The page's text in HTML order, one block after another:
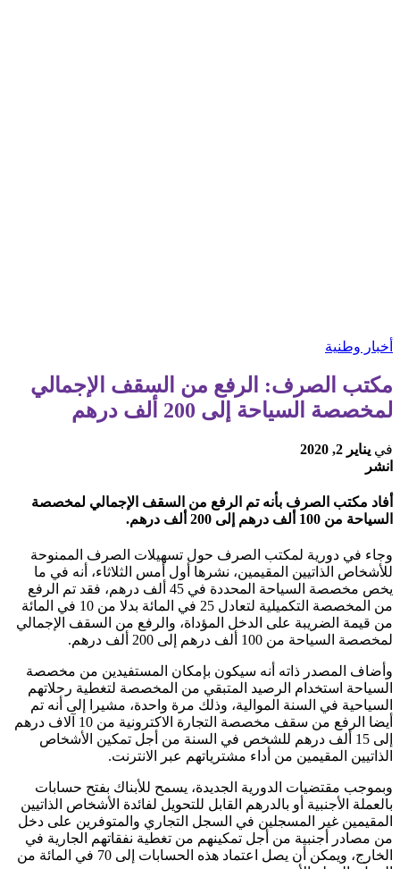
أخبار وطنية
مكتب الصرف: الرفع من السقف الإجمالي
لمخصصة السياحة إلى 200 ألف درهم
في يناير 2, 2020
انشر
أفاد مكتب الصرف بأنه تم الرفع من السقف الإجمالي لمخصصة
السياحة من 100 ألف درهم إلى 200 ألف درهم.
وجاء في دورية لمكتب الصرف حول تسهيلات الصرف الممنوحة
للأشخاص الذاتيين المقيمين، نشرها أول أمس الثلاثاء، أنه في ما
يخص مخصصة السياحة المحددة في 45 ألف درهم، فقد تم الرفع
من المخصصة التكميلية لتعادل 25 في المائة بدلا من 10 في المائة
من قيمة الضريبة على الدخل المؤداة، والرفع من السقف الإجمالي
لمخصصة السياحة من 100 ألف درهم إلى 200 ألف درهم.
وأضاف المصدر ذاته أنه سيكون بإمكان المستفيدين من مخصصة
السياحة استخدام الرصيد المتبقي من المخصصة لتغطية رحلاتهم
السياحية في السنة الموالية، وذلك مرة واحدة، مشيرا إلى أنه تم
أيضا الرفع من سقف مخصصة التجارة الاكترونية من 10 آلاف درهم
إلى 15 ألف درهم للشخص في السنة من أجل تمكين الأشخاص
الذاتيين المقيمين من أداء مشترياتهم عبر الانترنت.
وبموجب مقتضيات الدورية الجديدة، يسمح للأبناك بفتح حسابات
بالعملة الأجنبية أو بالدرهم القابل للتحويل لفائدة الأشخاص الذاتيين
المقيمين غير المسجلين في السجل التجاري والمتوفرين على دخل
من مصادر أجنبية من أجل تمكينهم من تغطية نفقاتهم الجارية في
الخارج، ويمكن أن يصل اعتماد هذه الحسابات إلى 70 في المائة من